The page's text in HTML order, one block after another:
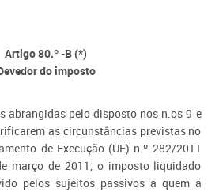
Artigo 80.º -B (*)
do imposto
abrangidas pelo disposto nos n.os 9 e
as circunstâncias previstas no
de Execução (UE) n.º 282/2011
março de 2011, o imposto liquidado
pelos sujeitos passivos a quem a